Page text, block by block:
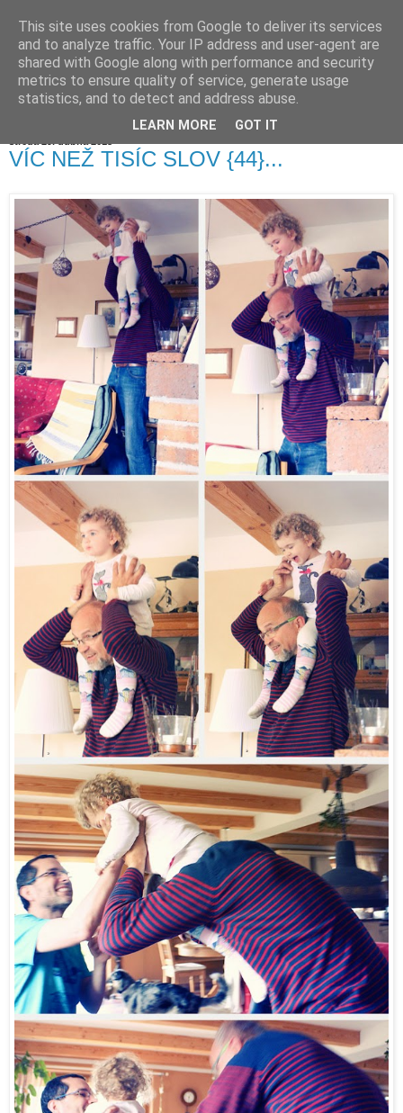
VÍC NEŽ TISÍC SLOV {44}...
This site uses cookies from Google to deliver its services
and to analyze traffic. Your IP address and user-agent are
shared with Google along with performance and security
metrics to ensure quality of service, generate usage
statistics, and to detect and address abuse.
LEARN MORE GOT IT